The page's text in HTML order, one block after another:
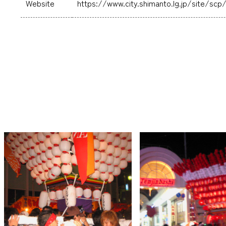
Website https://www.city.shimanto.lg.jp/site/scp/